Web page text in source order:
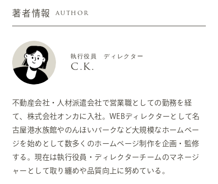
著者情報 AUTHOR
執行役員 ディレクター
C.K.
不動産会社・人材派遣会社で営業職としての勤務を経
て、株式会社オンカに入社。WEBディレクターとして名
古屋港水族館やのんほいパークなど大規模なホームペー
ジを始めとして数多くのホームページ制作を企画・監修
する。現在は執行役員・ディレクターチームのマネージ
ャーとして取り纏めや品質向上に努めている。